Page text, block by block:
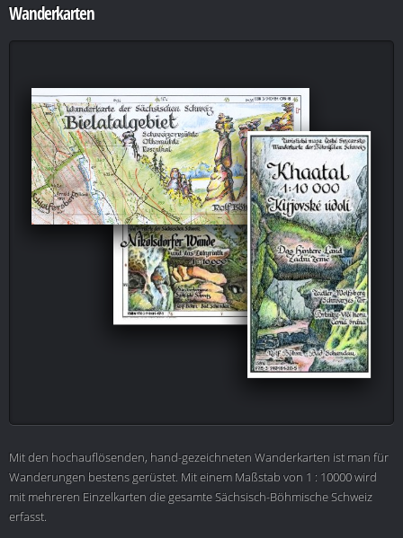
Wanderkarten
Mit den hochauflösenden, hand-gezeichneten Wanderkarten ist man für
Wanderungen bestens gerüstet. Mit einem Maßstab von 1 : 10000 wird
mit mehreren Einzelkarten die gesamte Sächsisch-Böhmische Schweiz
erfasst.